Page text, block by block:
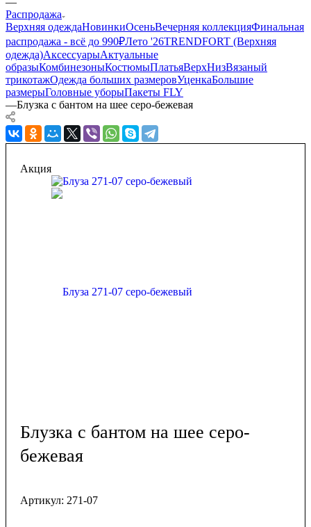
Распродажа
Верхняя одеждаНовинкиОсеньВечерняя коллекцияФинальная
распродажа - всё до 990₽Лето '26TRENDFORT (Верхняя
одежда)АксессуарыАктуальные
образыКомбинезоныКостюмыПлатьяВерхНизВязаный
трикотажОдежда больших размеровУценкаБольшие
размерыГоловные уборыПакеты FLY
—Блузка с бантом на шее серо-бежевая
Акция
Блузка с бантом на шее серо-
бежевая
Артикул: 271-07